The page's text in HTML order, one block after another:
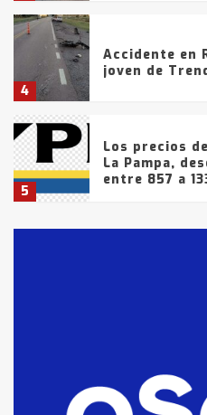
4
Accidente en
joven de
5
Los precios
La Pampa,
entre 857 a
fueron
tarde del